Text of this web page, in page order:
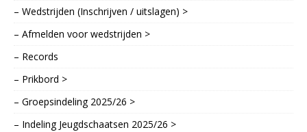
– Wedstrijden (Inschrijven / uitslagen) >
– Afmelden voor wedstrijden >
– Records
– Prikbord >
– Groepsindeling 2025/26 >
– Indeling Jeugdschaatsen 2025/26 >